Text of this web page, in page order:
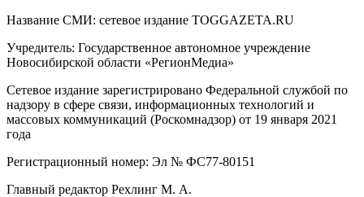
Название СМИ: cетевое издание TOGGAZETA.RU
Учредитель: Государственное автономное учреждение
Новосибирской области «РегионМедиа»
Сетевое издание зарегистрировано Федеральной службой по
надзору в сфере связи, информационных технологий и
массовых коммуникаций (Роскомнадзор) от 19 января 2021
года
Регистрационный номер: Эл № ФС77-80151
Главный редактор Рехлинг М. А.